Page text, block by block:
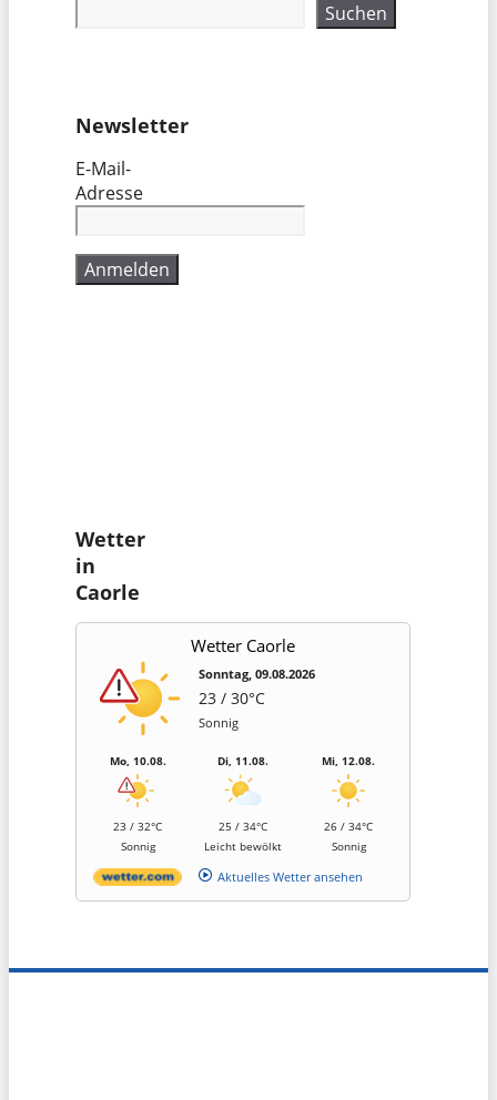
Suchen
Newsletter
E-Mail-
Adresse
Wetter
in
Caorle
Wetter Caorle
Sonntag, 09.08.2026
23 / 30°C
Sonnig
Mo, 10.08.
23 / 32°C
Sonnig
Di, 11.08.
25 / 34°C
Leicht bewölkt
Mi, 12.08.
26 / 34°C
Sonnig
Aktuelles Wetter ansehen